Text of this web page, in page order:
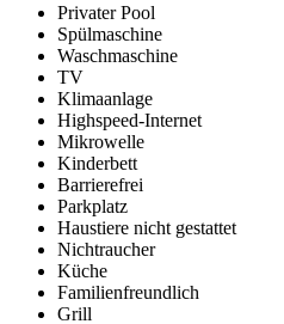
Privater Pool
Spülmaschine
Waschmaschine
TV
Klimaanlage
Highspeed-Internet
Mikrowelle
Kinderbett
Barrierefrei
Parkplatz
Haustiere nicht gestattet
Nichtraucher
Küche
Familienfreundlich
Grill